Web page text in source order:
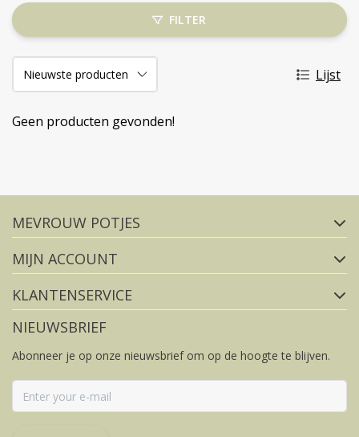
FILTER
Lijst
Geen producten gevonden!
FACEBOOK
MEVROUW POTJES
MIJN ACCOUNT
KLANTENSERVICE
NIEUWSBRIEF
Abonneer je op onze nieuwsbrief om op de hoogte te blijven.